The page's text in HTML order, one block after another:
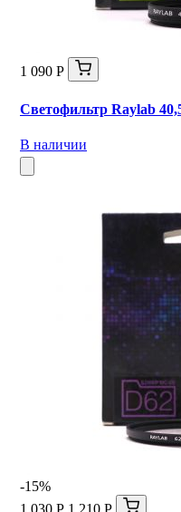
1 090 Р
Светофильтр Raylab
В наличии
-15%
1 030 Р 1 210 Р